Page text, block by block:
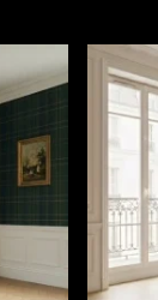
mixului unic
pe
timp
Poate
pentru
de natura,